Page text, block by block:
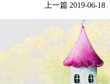
上一篇 2019-06-18